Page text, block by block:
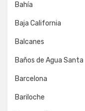
Bahía
Baja California
Balcanes
Baños de Agua Santa
Barcelona
Bariloche